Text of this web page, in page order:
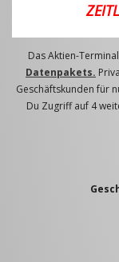
Das Aktien-
Datenpakets.
Geschäftskunden für
Du Zugriff auf 4